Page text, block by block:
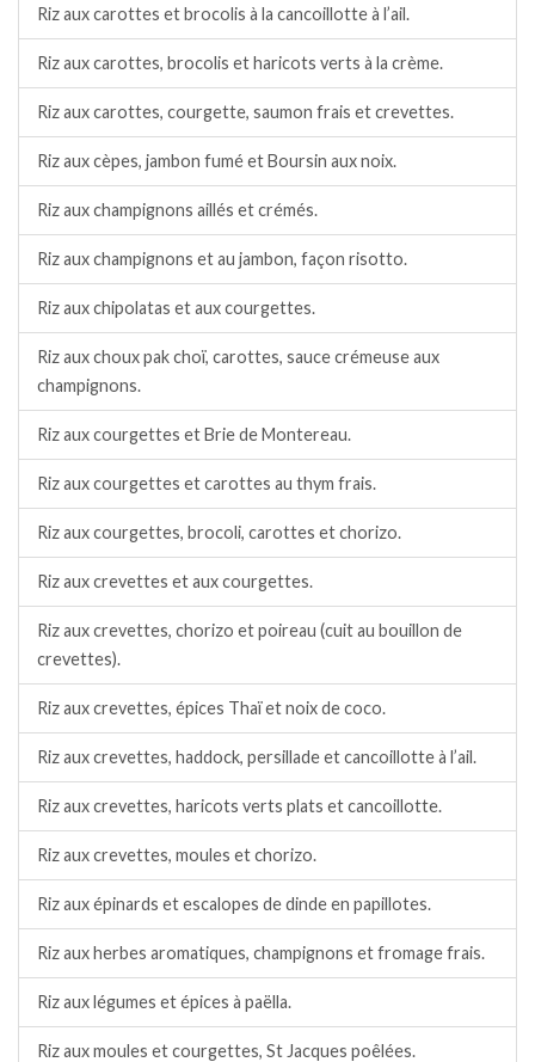
Riz aux carottes et brocolis à la cancoillotte à l’ail.
Riz aux carottes, brocolis et haricots verts à la crème.
Riz aux carottes, courgette, saumon frais et crevettes.
Riz aux cèpes, jambon fumé et Boursin aux noix.
Riz aux champignons aillés et crémés.
Riz aux champignons et au jambon, façon risotto.
Riz aux chipolatas et aux courgettes.
Riz aux choux pak choï, carottes, sauce crémeuse aux
champignons.
Riz aux courgettes et Brie de Montereau.
Riz aux courgettes et carottes au thym frais.
Riz aux courgettes, brocoli, carottes et chorizo.
Riz aux crevettes et aux courgettes.
Riz aux crevettes, chorizo et poireau (cuit au bouillon de
crevettes).
Riz aux crevettes, épices Thaï et noix de coco.
Riz aux crevettes, haddock, persillade et cancoillotte à l’ail.
Riz aux crevettes, haricots verts plats et cancoillotte.
Riz aux crevettes, moules et chorizo.
Riz aux épinards et escalopes de dinde en papillotes.
Riz aux herbes aromatiques, champignons et fromage frais.
Riz aux légumes et épices à paëlla.
Riz aux moules et courgettes, St Jacques poêlées.